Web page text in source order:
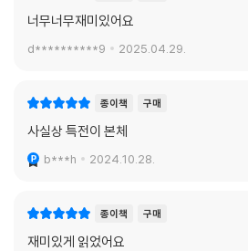
너무너무재미있어요
d**********9 2025.04.29.
종이책 구매
사실상 특전이 본체
b***h 2024.10.28.
종이책 구매
재미있게 읽었어요